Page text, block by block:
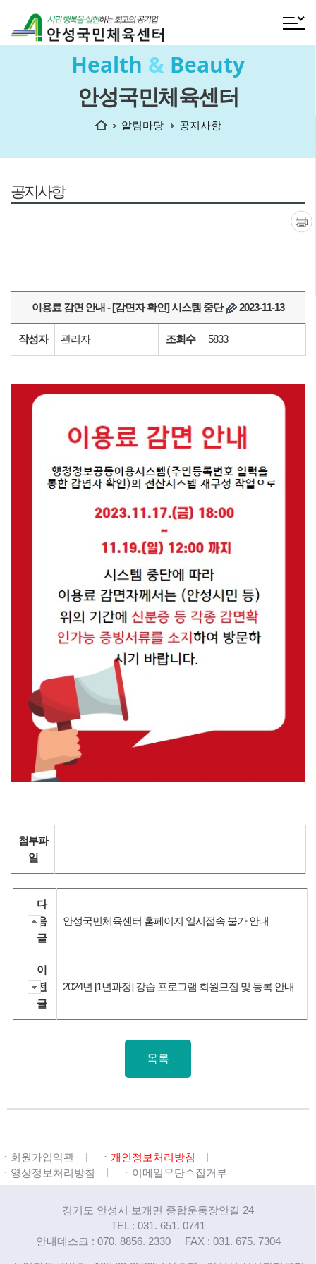
전체메
Health & Beauty
안성국민체육센터
홈 알림마당 공지사항
공지사항
인쇄
이용료 감면 안내 - [감면자 확인] 시스템 중단 2023-11-13
작성자 관리자 조회수 5833
첨부파
일
다
음
글
안성국민체육센터 홈페이지 일시접속 불가 안내
이
전
글
2024년 [1년과정] 강습 프로그램 회원모집 및 등록 안내
목록
ㆍ회원가입약관
ㆍ개인정보처리방침
ㆍ영상정보처리방침
ㆍ이메일무단수집거부
경기도 안성시 보개면 종합운동장안길 24
TEL : 031. 651. 0741
안내데스크 : 070. 8856. 2330
FAX : 031. 675. 7304